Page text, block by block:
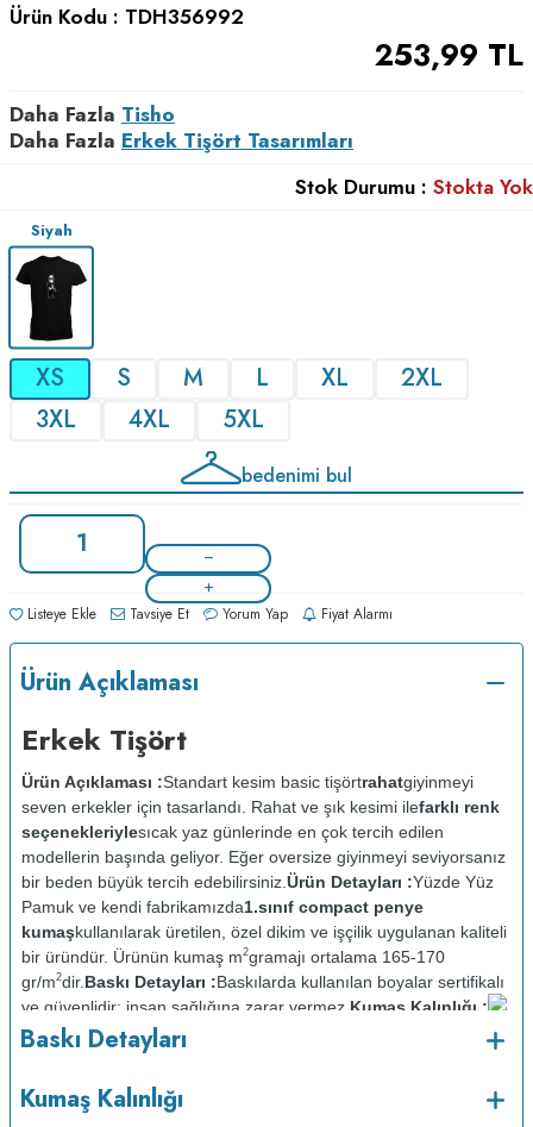
Ürün Kodu : TDH356992
253,99 TL
Daha Fazla Tisho
Daha Fazla Erkek Tişört Tasarımları
Stok Durumu : Stokta Yok
Siyah
XS S M L XL
2XL
3XL
4XL 5XL
bedenimi bul
Listeye Ekle Tavsiye Et Yorum Yap Fiyat Alarmı
Ürün Açıklaması
Erkek Tişört
Ürün Açıklaması :Standart kesim basic tişörtrahatgiyinmeyi
seven erkekler için tasarlandı. Rahat ve şık kesimi ilefarklı renk
seçenekleriylesıcak yaz günlerinde en çok tercih edilen
modellerin başında geliyor. Eğer oversize giyinmeyi seviyorsanız
bir beden büyük tercih edebilirsiniz. Ürün Detayları :Yüzde Yüz
Pamuk ve kendi fabrikamızda1.sınıf compact penye
kumaşkullanılarak üretilen, özel dikim ve işçilik uygulanan kaliteli
bir üründür. Ürünün kumaş m2gramajı ortalama 165-170
gr/m2dir. Baskı Detayları :Baskılarda kullanılan boyalar sertifikalı
ve güvenlidir; insan sağlığına zarar vermez. Kumaş Kalınlığı :
Bakım : Kısa programda maksimum 30
Kuru temizleme yapılmaz.
Baskı Detayları
Kumaş Kalınlığı